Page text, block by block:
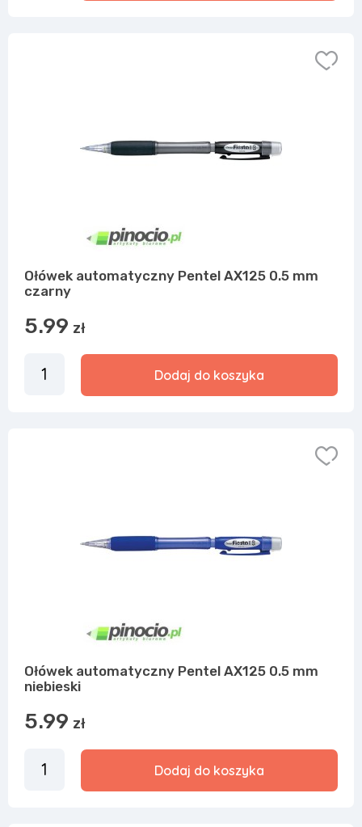
Ołówek automatyczny Pentel AX125 0.5 mm
czarny
5.99 zł
Dodaj do koszyka
Ołówek automatyczny Pentel AX125 0.5 mm
niebieski
5.99 zł
Dodaj do koszyka